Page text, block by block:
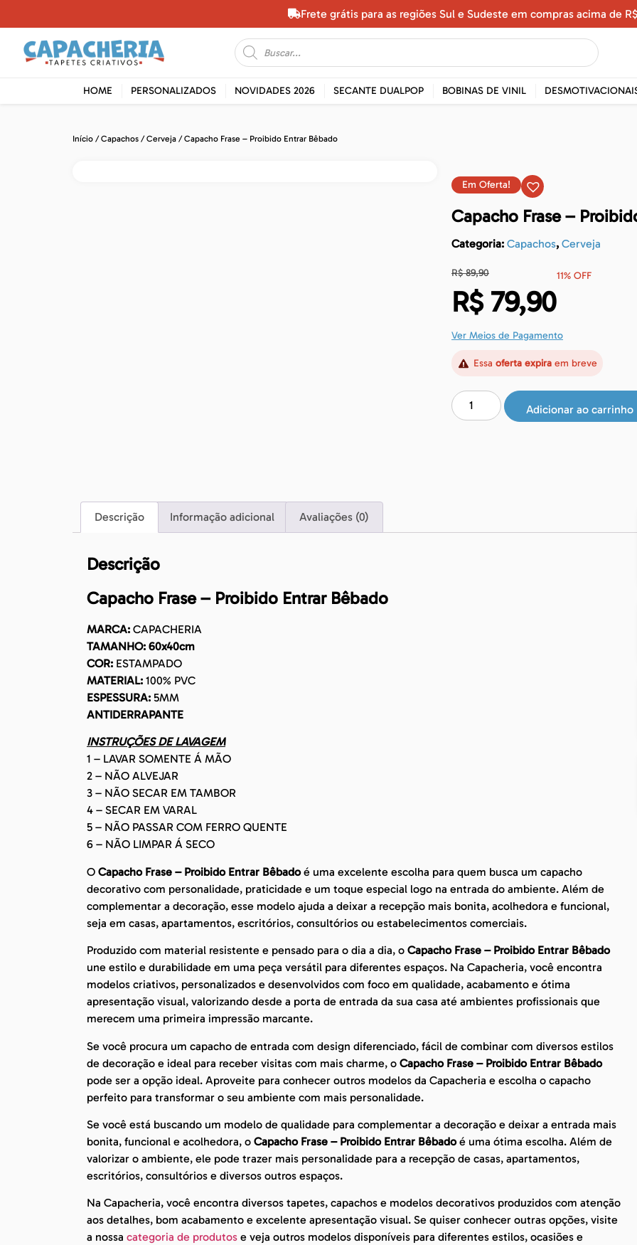
Frete grátis para as regiões Sul e Sudeste em compras acima de
HOME PERSONALIZADOS NOVIDADES 2026 SECANTE DUALPOP BOBINAS DE VINIL
Início /Capachos /Cerveja / Capacho Frase – Proibido Entrar Bêbado
Em Oferta!
Capacho Frase –
Categoria: Capachos, Cerveja
R$89,90
R$79,90
11% OFF
Ver Meios de Pagamento
Essa oferta expiraem breve
Adicionar ao carrinho
Descrição Informação adicional Avaliações (0)
Descrição
Capacho Frase – Proibido Entrar Bêbado
MARCA: CAPACHERIA
TAMANHO: 60x40cm
COR: ESTAMPADO
MATERIAL: 100% PVC
ESPESSURA: 5MM
ANTIDERRAPANTE
INSTRUÇÕES DE LAVAGEM
1 – LAVAR SOMENTE Á MÃO
2 – NÃO ALVEJAR
3 – NÃO SECAR EM TAMBOR
4 – SECAR EM VARAL
5 – NÃO PASSAR COM FERRO QUENTE
6 – NÃO LIMPAR Á SECO
O Capacho Frase – Proibido Entrar Bêbadoé uma excelente escolha para quem busca um capacho
decorativo com personalidade, praticidade e um toque especial logo na entrada do ambiente. Além de
complementar a decoração, esse modelo ajuda a deixar a recepção mais bonita, acolhedora e funcional,
seja em casas, apartamentos, escritórios, consultórios ou estabelecimentos comerciais.
Produzido com material resistente e pensado para o dia a dia, o Capacho Frase – Proibido Entrar Bêbado
une estilo e durabilidade em uma peça versátil para diferentes espaços. Na Capacheria, você encontra
modelos criativos, personalizados e desenvolvidos com foco em qualidade, acabamento e ótima
apresentação visual, valorizando desde a porta de entrada da sua casa até ambientes profissionais que
merecem uma primeira impressão marcante.
Se você procura um capacho de entrada com design diferenciado, fácil de combinar com diversos estilos
de decoração e ideal para receber visitas com mais charme, o Capacho Frase – Proibido Entrar Bêbado
pode ser a opção ideal. Aproveite para conhecer outros modelos da Capacheria e escolha o capacho
perfeito para transformar o seu ambiente com mais personalidade.
Se você está buscando um modelo de qualidade para complementar a decoração e deixar a entrada mais
bonita, funcional e acolhedora, o Capacho Frase – Proibido Entrar Bêbadoé uma ótima escolha. Além de
valorizar o ambiente, ele pode trazer mais personalidade para a recepção de casas, apartamentos,
escritórios, consultórios e diversos outros espaços.
Na Capacheria, você encontra diversos tapetes, capachos e modelos decorativos produzidos com atenção
aos detalhes, bom acabamento e excelente apresentação visual. Se quiser conhecer outras opções, visite
a nossa categoria de produtos e veja outros modelos disponíveis para diferentes estilos, ocasiões e